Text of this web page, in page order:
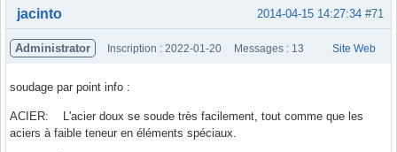
Hors ligne #71
2014-04-15 14:27:34
jacinto
Administrator Inscription : 2022-01-20 Messages : 13 Site Web
soudage par point info :
ACIER: L'acier doux se soude très facilement, tout comme que les
aciers à faible teneur en éléments spéciaux.